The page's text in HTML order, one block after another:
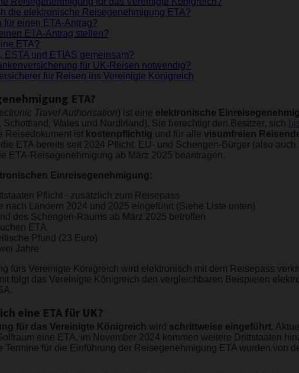
die elektronische Reisegenehmigung ETA?
für einen ETA-Antrag?
ETA-Antrag stellen?
ETA?
ESTA und ETIAS gemeinsam?
für UK-Reisen notwendig?
für Reisen ins Vereinigte Königreich
ETA?
Travel Authorisation) ist eine elektronische
Schottland, Wales und Nordirland). Sie berechtigt den Besitzer, sich
Reisedokument ist kostenpflichtig und für alle visumfreien
ETA bereits seit 2024 Pflicht. EU- und Schengen-Bürger (also auch
ETA-Reisegenehmigung ab März 2025 beantragen.
Einreisegenehmigung:
Pflicht - zusätzlich zum Reisepass
nach Ländern 2024 und 2025 eingeführt (Siehe Liste unten)
des Schengen-Raums ab März 2025 betroffen
ETA
Pfund (23 Euro)
Jahre
fürs Vereinigte Königreich wird elektronisch mit dem Reisepass
folgt das Vereinigte Königreich den vergleichbaren Beispielen
eine ETA für UK?
für das Vereinigte Königreich wird schrittweise eingeführt.
eine ETA, im November 2024 kommen weitere Drittstaaten
Termine für die Einführung der Reisegenehmigung ETA wurden von